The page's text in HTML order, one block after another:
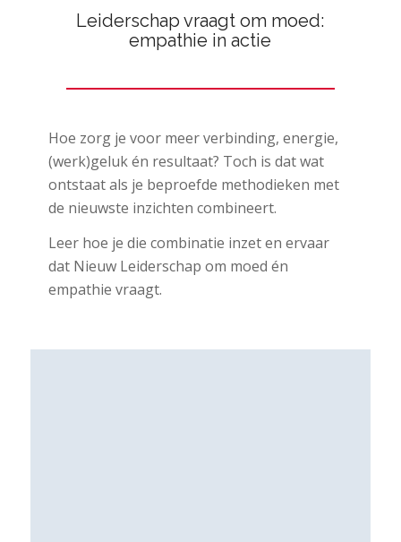
Leiderschap vraagt om moed:
empathie in actie
Hoe zorg je voor meer verbinding, energie,
(werk)geluk én resultaat? Toch is dat wat
ontstaat als je beproefde methodieken met
de nieuwste inzichten combineert.
Leer hoe je die combinatie inzet en ervaar
dat Nieuw Leiderschap om moed én
empathie vraagt.